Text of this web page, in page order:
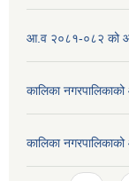
आ.व २०८१-०८२ को
कालिका
कालिका